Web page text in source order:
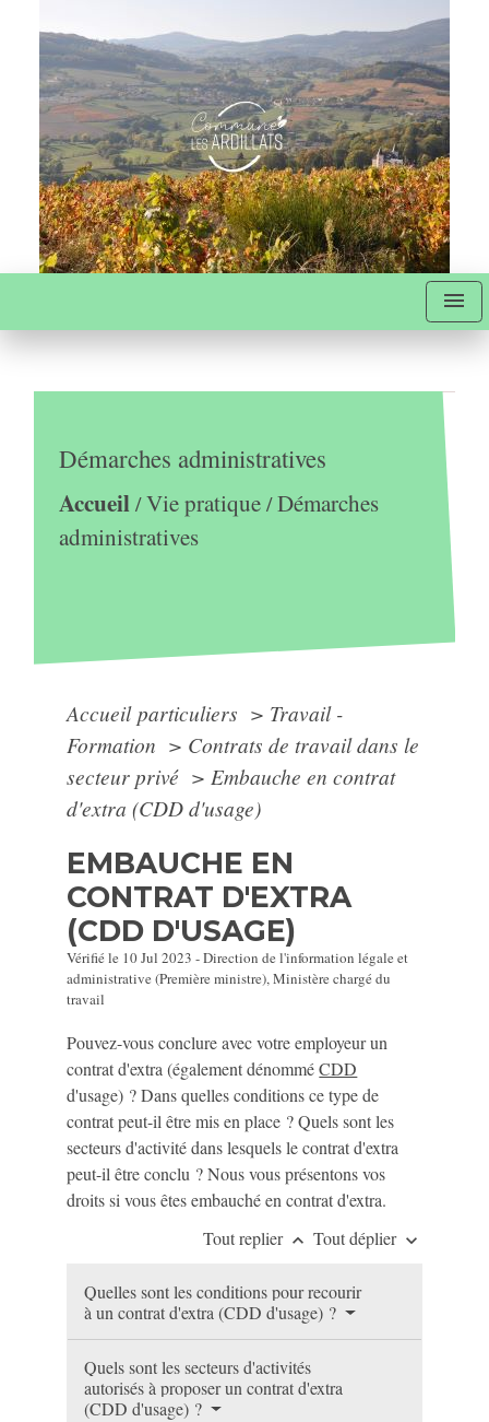
menu
Démarches administratives
Accueil/Vie pratique/Démarches
administratives
Accueil particuliers > Travail -
Formation > Contrats de travail dans le
secteur privé > Embauche en contrat
d'extra (CDD d'usage)
EMBAUCHE EN
CONTRAT D'EXTRA
(CDD D'USAGE)
Vérifié le 10 Jul 2023 - Direction de l'information légale et
administrative (Première ministre), Ministère chargé du
travail
Pouvez-vous conclure avec votre employeur un
contrat d'extra (également dénomméCDD
d'usage) ? Dans quelles conditions ce type de
contrat peut-il être mis en place ? Quels sont les
secteurs d'activité dans lesquels le contrat d'extra
peut-il être conclu ? Nous vous présentons vos
droits si vous êtes embauché en contrat d'extra.
Tout replier keyboard_arrow_up Tout déplier keyboard_arrow_down
Quelles sont les conditions pour recourir
à un contrat d'extra (CDD d'usage) ?
Quels sont les secteurs d'activités
autorisés à proposer un contrat d'extra
(CDD d'usage) ?